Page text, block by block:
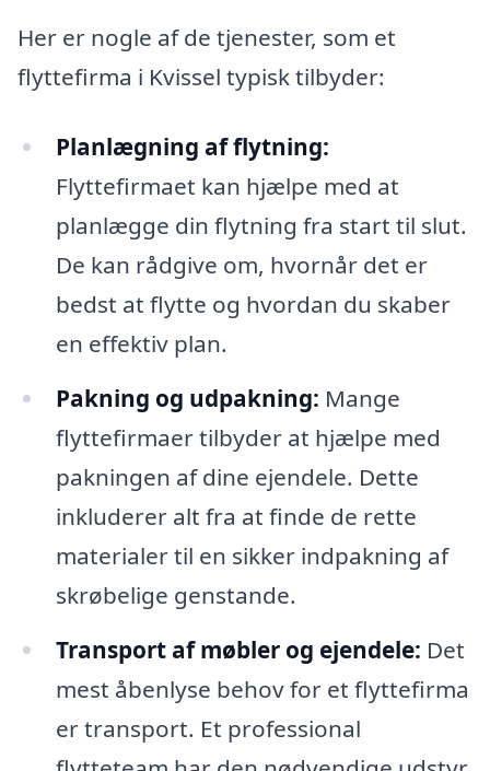
Her er nogle af de tjenester, som et
flyttefirma i Kvissel typisk tilbyder:
Planlægning af flytning:
Flyttefirmaet kan hjælpe med at
planlægge din flytning fra start til slut.
De kan rådgive om, hvornår det er
bedst at flytte og hvordan du skaber
en effektiv plan.
Pakning og udpakning: Mange
flyttefirmaer tilbyder at hjælpe med
pakningen af dine ejendele. Dette
inkluderer alt fra at finde de rette
materialer til en sikker indpakning af
skrøbelige genstande.
Transport af møbler og ejendele: Det
mest åbenlyse behov for et flyttefirma
er transport. Et professional